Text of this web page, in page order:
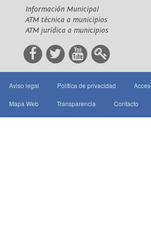
Información Municipal
ATM técnica a municipios
ATM jurídica a municipios
Aviso legal Política de privacidad
Mapa Web Transparencia Contacto